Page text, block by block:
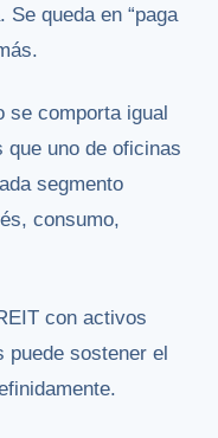
queda en “paga
se comporta igual
uno de oficinas
segmento
consumo,
con activos
puede sostener el